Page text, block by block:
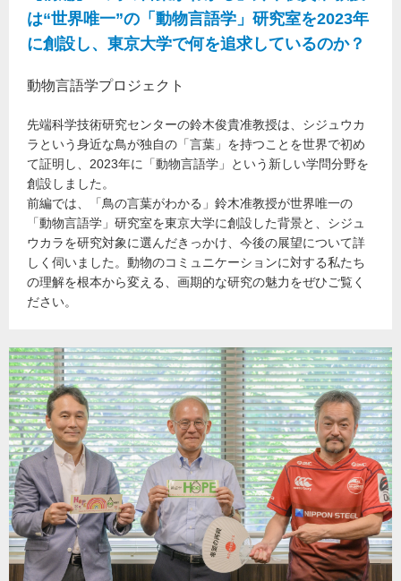
は“世界唯一”の「動物言語学」研究室を2023年
に創設し、東京大学で何を追求しているのか？
動物言語学プロジェクト
先端科学技術研究センターの鈴木俊貴准教授は、シジュウカ
ラという身近な鳥が独自の「言葉」を持つことを世界で初め
て証明し、2023年に「動物言語学」という新しい学問分野を
創設しました。
前編では、「鳥の言葉がわかる」鈴木准教授が世界唯一の
「動物言語学」研究室を東京大学に創設した背景と、シジュ
ウカラを研究対象に選んだきっかけ、今後の展望について詳
しく伺いました。動物のコミュニケーションに対する私たち
の理解を根本から変える、画期的な研究の魅力をぜひご覧く
ださい。